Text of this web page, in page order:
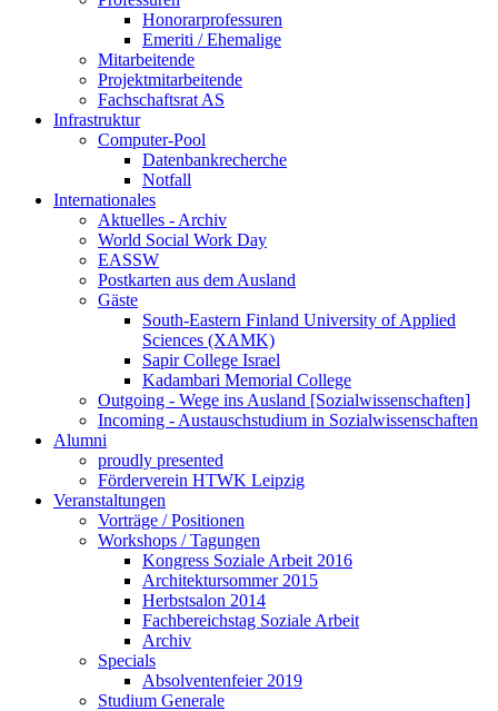
Honorarprofessuren
Emeriti / Ehemalige
Mitarbeitende
Projektmitarbeitende
Fachschaftsrat AS
Infrastruktur
Computer-Pool
Datenbankrecherche
Notfall
Internationales
Aktuelles - Archiv
World Social Work Day
EASSW
Postkarten aus dem Ausland
Gäste
South-Eastern Finland University of Applied
Sciences (XAMK)
Sapir College Israel
Kadambari Memorial College
Outgoing - Wege ins Ausland [Sozialwissenschaften]
Incoming - Austauschstudium in Sozialwissenschaften
Alumni
proudly presented
Förderverein HTWK Leipzig
Veranstaltungen
Vorträge / Positionen
Workshops / Tagungen
Kongress Soziale Arbeit 2016
Architektursommer 2015
Herbstsalon 2014
Fachbereichstag Soziale Arbeit
Archiv
Specials
Absolventenfeier 2019
Studium Generale